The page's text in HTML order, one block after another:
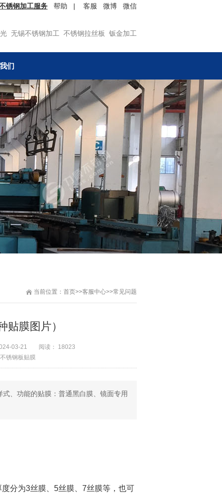
锈钢加工服务 帮助 | 客服 微博 微信
无锡不锈钢加工 不锈钢拉丝板 钣金加工
们
当前位置： 首页>>客服中心>>常见问题
贴膜图片）
03-21
阅读： 18023
不锈钢板贴膜
、功能的贴膜：普通黑白膜、镜面专用
分为3丝膜、5丝膜、7丝膜等，也可